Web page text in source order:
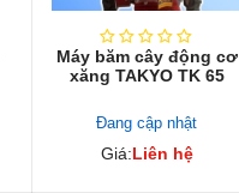
Máy băm cây động cơ
xăng TAKYO TK 65
Đang cập nhật
Giá:Liên hệ